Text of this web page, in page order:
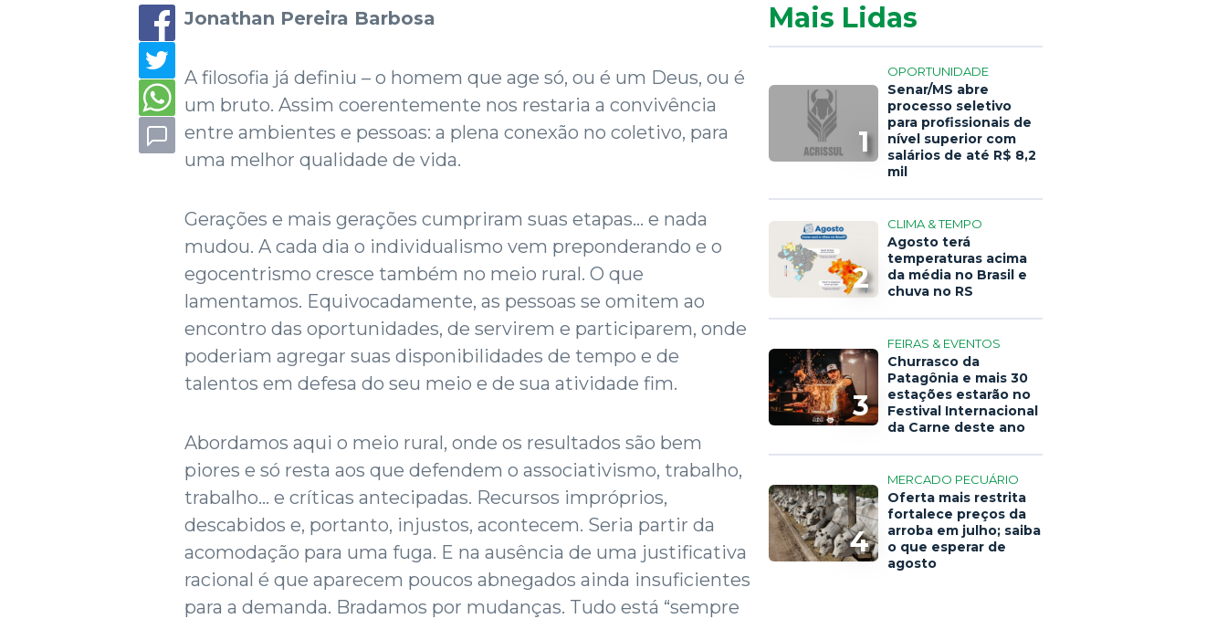
Jonathan Pereira Barbosa
A filosofia já definiu – o homem que age só, ou é um Deus, ou é
um bruto. Assim coerentemente nos restaria a convivência
entre ambientes e pessoas: a plena conexão no coletivo, para
uma melhor qualidade de vida.
Gerações e mais gerações cumpriram suas etapas... e nada
mudou. A cada dia o individualismo vem preponderando e o
egocentrismo cresce também no meio rural. O que
lamentamos. Equivocadamente, as pessoas se omitem ao
encontro das oportunidades, de servirem e participarem, onde
poderiam agregar suas disponibilidades de tempo e de
talentos em defesa do seu meio e de sua atividade fim.
Abordamos aqui o meio rural, onde os resultados são bem
piores e só resta aos que defendem o associativismo, trabalho,
trabalho... e críticas antecipadas. Recursos impróprios,
descabidos e, portanto, injustos, acontecem. Seria partir da
acomodação para uma fuga. E na ausência de uma justificativa
racional é que aparecem poucos abnegados ainda insuficientes
para a demanda. Bradamos por mudanças. Tudo está “sempre
Mais Lidas
1
OPORTUNIDADE
Senar/MS abre
processo seletivo
para profissionais de
nível superior com
salários de até R$ 8,2
mil
2
CLIMA & TEMPO
Agosto terá
temperaturas acima
da média no Brasil e
chuva no RS
3
FEIRAS & EVENTOS
Churrasco da
Patagônia e mais 30
estações estarão no
Festival Internacional
da Carne deste ano
4
MERCADO PECUÁRIO
Oferta mais restrita
fortalece preços da
arroba em julho; saiba
o que esperar de
agosto